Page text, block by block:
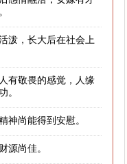
泼，长大后在社会上
有敬畏的感觉，人缘
。
神尚能得到安慰。
源尚佳。